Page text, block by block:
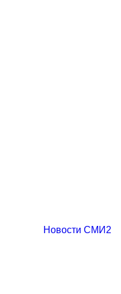
Новости СМИ2